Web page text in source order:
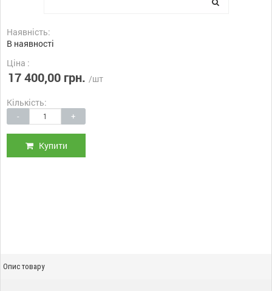
Наявність:
В наявності
Ціна :
17 400,00 грн. /шт
Кількість:
- +
Купити
Опис товару